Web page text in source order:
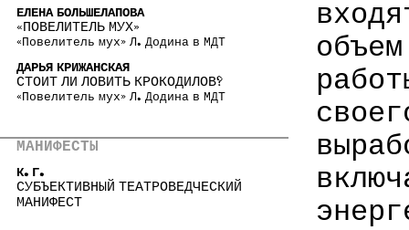
ЕЛЕНА БОЛЬШЕЛАПОВА
«ПОВЕЛИТЕЛЬ МУХ»
«Повелитель мух» Л. Додина в МДТ
ДАРЬЯ КРИЖАНСКАЯ
СТОИТ ЛИ ЛОВИТЬ КРОКОДИЛОВ?
«Повелитель мух» Л. Додина в МДТ
МАНИФЕСТЫ
К. Г.
СУБЪЕКТИВНЫЙ ТЕАТРОВЕДЧЕСКИЙ
МАНИФЕСТ